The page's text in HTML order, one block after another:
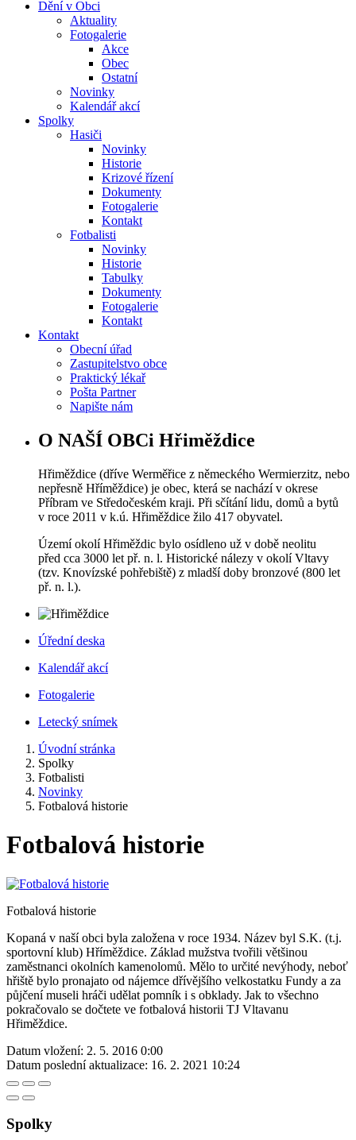
Dění v Obci
Aktuality
Fotogalerie
Akce
Obec
Ostatní
Novinky
Kalendář akcí
Spolky
Hasiči
Novinky
Historie
Krizové řízení
Dokumenty
Fotogalerie
Kontakt
Fotbalisti
Novinky
Historie
Tabulky
Dokumenty
Fotogalerie
Kontakt
Kontakt
Obecní úřad
Zastupitelstvo obce
Praktický lékař
Pošta Partner
Napište nám
O NAŠÍ OBCi Hřiměždice
Hřiměždice (dříve Werměřice z německého Wermierzitz, nebo
nepřesně Hříměždice) je obec, která se nachází v okrese
Příbram ve Středočeském kraji. Při sčítání lidu, domů a bytů
v roce 2011 v k.ú. Hřiměždice žilo 417 obyvatel.
Území okolí Hřiměždic bylo osídleno už v době neolitu
před cca 3000 let př. n. l. Historické nálezy v okolí Vltavy
(tzv. Knovízské pohřebiště) z mladší doby bronzové (800 let
př. n. l.).
Úřední deska
Kalendář akcí
Fotogalerie
Letecký snímek
Úvodní stránka
Spolky
Fotbalisti
Novinky
Fotbalová historie
Fotbalová historie
Fotbalová historie
Kopaná v naší obci byla založena v roce 1934. Název byl S.K. (t.j.
sportovní klub) Hříměždice. Základ mužstva tvořili většinou
zaměstnanci okolních kamenolomů. Mělo to určité nevýhody, neboť
hřiště bylo pronajato od nájemce dřívějšího velkostatku Fundy a za
půjčení museli hráči udělat pomník i s obklady. Jak to všechno
pokračovalo se dočtete ve fotbalová historii TJ Vltavanu
Hřiměždice.
Datum vložení: 2. 5. 2016 0:00
Datum poslední aktualizace: 16. 2. 2021 10:24
Spolky